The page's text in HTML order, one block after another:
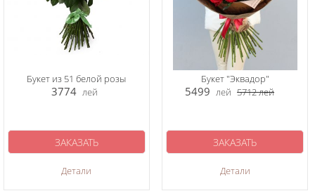
Букет из 51 белой розы
3774 лей
Детали
ЗАКАЗАТЬ
Букет "Эквадор"
5499 лей 5712лей
Детали
ЗАКАЗАТЬ